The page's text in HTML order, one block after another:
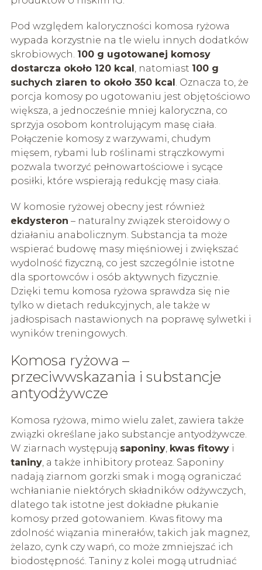
Pod względem kaloryczności komosa ryżowa
wypada korzystnie na tle wielu innych dodatków
skrobiowych. 100 g ugotowanej komosy
dostarcza około 120 kcal , natomiast 100 g
suchych ziaren to około 350 kcal . Oznacza to, że
porcja komosy po ugotowaniu jest objętościowo
większa, a jednocześnie mniej kaloryczna, co
sprzyja osobom kontrolującym masę ciała.
Połączenie komosy z warzywami, chudym
mięsem, rybami lub roślinami strączkowymi
pozwala tworzyć pełnowartościowe i sycące
posiłki, które wspierają redukcję masy ciała.
W komosie ryżowej obecny jest również
ekdysteron – naturalny związek steroidowy o
działaniu anabolicznym. Substancja ta może
wspierać budowę masy mięśniowej i zwiększać
wydolność fizyczną, co jest szczególnie istotne
dla sportowców i osób aktywnych fizycznie.
Dzięki temu komosa ryżowa sprawdza się nie
tylko w dietach redukcyjnych, ale także w
jadłospisach nastawionych na poprawę sylwetki i
wyników treningowych.
Komosa ryżowa –
przeciwwskazania i substancje
antyodżywcze
Komosa ryżowa, mimo wielu zalet, zawiera także
związki określane jako substancje antyodżywcze.
W ziarnach występują saponiny, kwas fitowyi
taniny, a także inhibitory proteaz. Saponiny
nadają ziarnom gorzki smak i mogą ograniczać
wchłanianie niektórych składników odżywczych,
dlatego tak istotne jest dokładne płukanie
komosy przed gotowaniem. Kwas fitowy ma
zdolność wiązania minerałów, takich jak magnez,
żelazo, cynk czy wapń, co może zmniejszać ich
biodostępność. Taniny z kolei mogą utrudniać